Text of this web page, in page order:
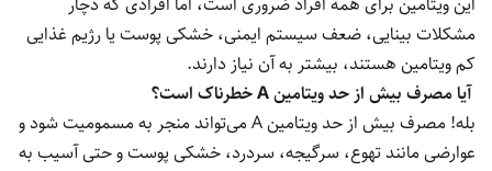
مشکلات بینایی، ضعف سیستم ایمنی، خشکی پوست یا رژیم غذایی
کم ویتامین هستند، بیشتر به آن نیاز دارند.
آیا مصرف بیش از حد ویتامین A خطرناک است؟
بله! مصرف بیش از حد ویتامین A می‌تواند منجر به مسمومیت شود و
عوارضی مانند تهوع، سرگیجه، سردرد، خشکی پوست و حتی آسیب به